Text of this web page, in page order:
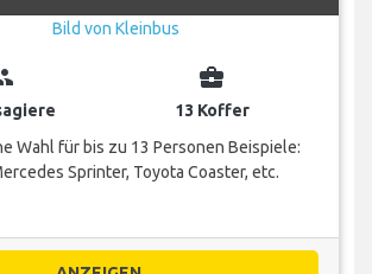
business_center
13 Koffer
Wahl für bis zu 13 Personen Beispiele:
Sprinter, Toyota Coaster, etc.